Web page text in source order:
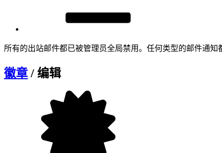
所有的出站邮件都已被管理员全局禁用。任何类型的邮件通知
徽章 / 编辑